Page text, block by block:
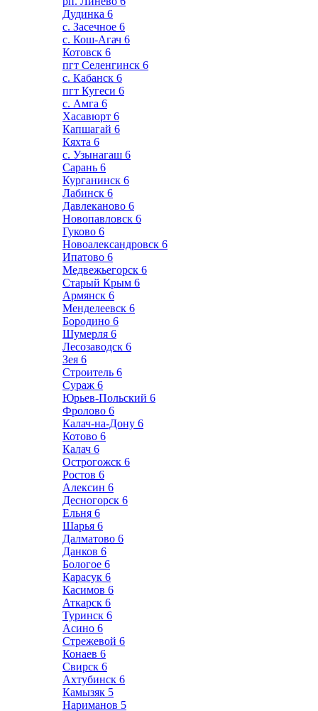
Дудинка 6
с. Засечное 6
с. Кош-Агач 6
Котовск 6
пгт Селенгинск 6
с. Кабанск 6
пгт Кугеси 6
с. Амга 6
Хасавюрт 6
Капшагай 6
Кяхта 6
с. Узынагаш 6
Сарань 6
Курганинск 6
Лабинск 6
Давлеканово 6
Новопавловск 6
Гуково 6
Новоалександровск 6
Ипатово 6
Медвежьегорск 6
Старый Крым 6
Армянск 6
Менделеевск 6
Бородино 6
Шумерля 6
Лесозаводск 6
Зея 6
Строитель 6
Сураж 6
Юрьев-Польский 6
Фролово 6
Калач-на-Дону 6
Котово 6
Калач 6
Острогожск 6
Ростов 6
Алексин 6
Десногорск 6
Ельня 6
Шарья 6
Далматово 6
Данков 6
Бологое 6
Карасук 6
Касимов 6
Аткарск 6
Туринск 6
Асино 6
Стрежевой 6
Конаев 6
Свирск 6
Ахтубинск 6
Камызяк 5
Нариманов 5